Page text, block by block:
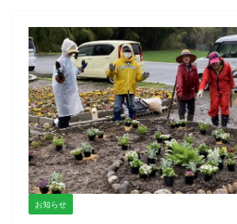
お知らせ